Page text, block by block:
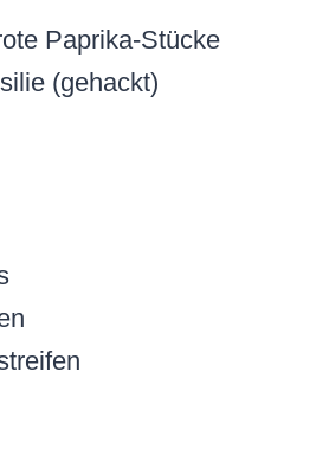
Paprika-Stücke
(gehackt)